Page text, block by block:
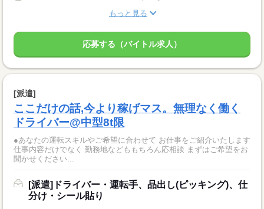
もっと見る
応募する（バイトル求人）
[派遣]
ここだけの話,今より稼げマス。無理なく働く
ドライバー@中型8t限
●あなたの運転スキルやご希望に合わせて お仕事をご紹介いたします
仕事内容だけでなく 勤務地などももちろん応相談 まずはご希望をお
聞かせください...
[派遣]ドライバー・運転手、品出し(ピッキング)、仕
分け・シール貼り